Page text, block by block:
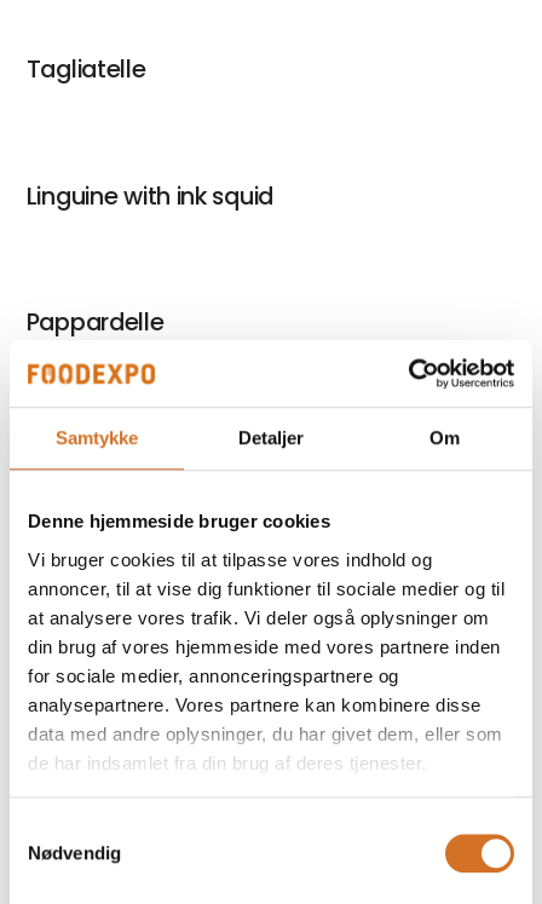
Samtykke Detaljer Om
Denne hjemmeside bruger cookies
Vi bruger cookies til at tilpasse vores indhold og
annoncer, til at vise dig funktioner til sociale medier og til
at analysere vores trafik. Vi deler også oplysninger om
din brug af vores hjemmeside med vores partnere inden
for sociale medier, annonceringspartnere og
analysepartnere. Vores partnere kan kombinere disse
data med andre oplysninger, du har givet dem, eller som
de har indsamlet fra din brug af deres tjenester.
Nødvendig
Tagliatelle
Linguine with ink squid
Pappardelle
Fettuccine al Peperoncino
Linguine